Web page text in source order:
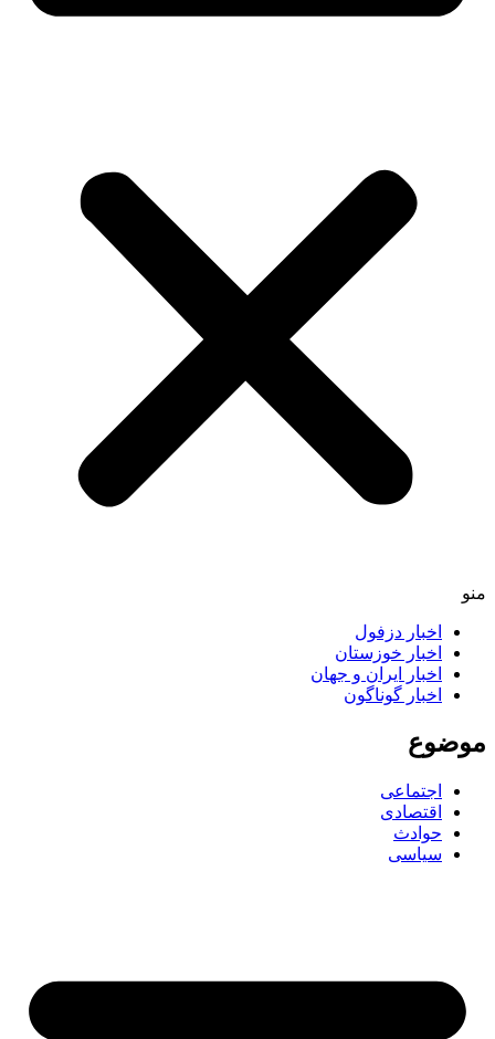
منو
اخبار دزفول
اخبار خوزستان
اخبار ایران و جهان
اخبار گوناگون
موضوع
اجتماعی
اقتصادی
حوادث
سیاسی